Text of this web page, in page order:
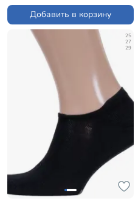
Добавить в корзину
25
27
29